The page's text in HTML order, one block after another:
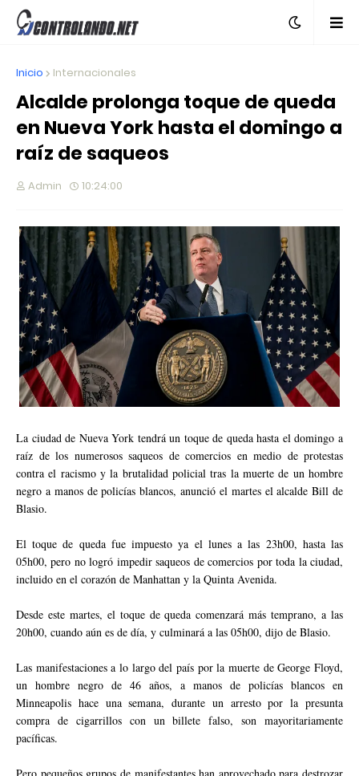
Inicio Internacionales
Alcalde prolonga toque de queda
en Nueva York hasta el domingo a
raíz de saqueos
Admin 10:24:00
La ciudad de Nueva York tendrá un toque de queda hasta el domingo a
raíz de los numerosos saqueos de comercios en medio de protestas
contra el racismo y la brutalidad policial tras la muerte de un hombre
negro a manos de policías blancos, anunció el martes el alcalde Bill de
Blasio.
El toque de queda fue impuesto ya el lunes a las 23h00, hasta las
05h00, pero no logró impedir saqueos de comercios por toda la ciudad,
incluido en el corazón de Manhattan y la Quinta Avenida.
Desde este martes, el toque de queda comenzará más temprano, a las
20h00, cuando aún es de día, y culminará a las 05h00, dijo de Blasio.
Las manifestaciones a lo largo del país por la muerte de George Floyd,
un hombre negro de 46 años, a manos de policías blancos en
Minneapolis hace una semana, durante un arresto por la presunta
compra de cigarrillos con un billete falso, son mayoritariamente
pacíficas.